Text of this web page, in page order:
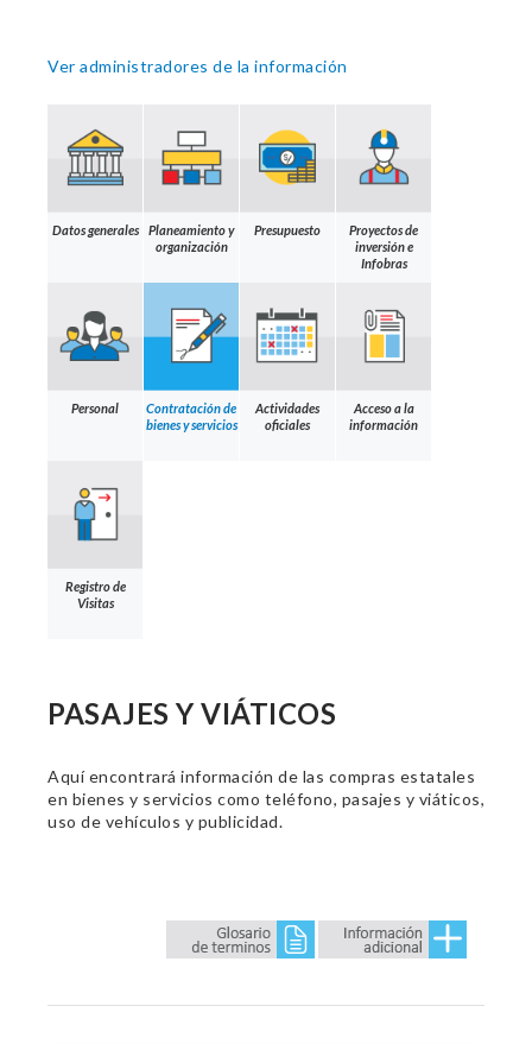
Ver administradores de la información
Datos generales
Planeamiento y
organización
Presupuesto
Proyectos de
inversión e
Infobras
Personal
Contratación de
bienes y servicios
Actividades
oficiales
Acceso a la
información
Registro de
Visitas
PASAJES Y VIÁTICOS
Aquí encontrará información de las compras estatales
en bienes y servicios como teléfono, pasajes y viáticos,
uso de vehículos y publicidad.